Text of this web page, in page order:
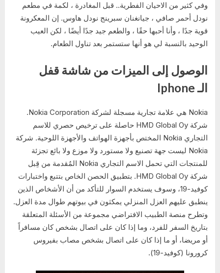
وفي كثير من الاحيان الفطرية.. قبل المغادرة ، لكمة في مطعم
نودل أحمر صافي ، جيانغنان سبرينج نودل هاوس. إن المعكرونة
قوية جدًا ، وأنا أحبها حقًا ، والطعم جيد جدًا أيضًا ، لكن العيب
الوحيد بالنسبة لي هو أنها ستستمر بعد تناول الطعام.
الوصول إلى الميزات من شاشة قفل
الـ Iphone
Nokia هي علامة تجارية مسجلة لشركة Nokia Corporation.
شركة HMD Global Oy حاصلة على ترخيص حصري للاسم
التجاري Nokia المختص بأجهزة الهواتف والأجهزة اللوحية. شركة
Nokia ليست جهة تصنيع ولا مستورد ولا موزع ولا بائع تجزئة
للمنتجات التي تحمل الاسم التجاري Nokia المُقدمة من قِبل
شركة HMD Global Oy. بتطبيق الحصن الخاص بتتبع واختبارات
كوفيد-19، وسوف يستخدم السوار للتأكد من أن الأشخاص الذين
ينطبق عليهم العزل المنزلي يمكثون في بيوتهم طوال مدة العزل.
وتطرح منصة الطبيب الافتراضي مجموعة من الأسئلة المتعلقة
بتاريخ السفر للفرد، وما إذا كان على اتصال بشخص كان مسافراً
أو مريضا، أو ما إذا كان على اتصال بشخص مصاب بفيروس
كرورونا (كوفيد-19).